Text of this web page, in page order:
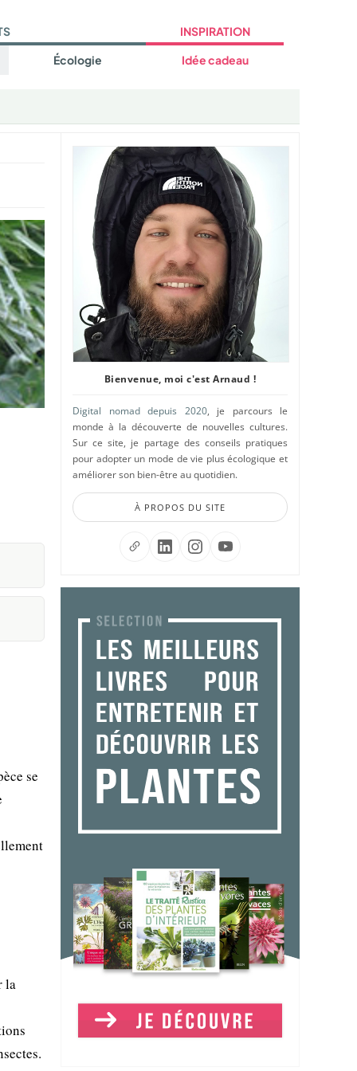
Écologie
INSPIRATION
Idée cadeau
se
la
Bienvenue, moi c'est Arnaud !
Digital nomad depuis 2020, je parcours le
monde à la découverte de nouvelles cultures.
Sur ce site, je partage des conseils pratiques
pour adopter un mode de vie plus écologique et
améliorer son bien-être au quotidien.
À PROPOS DU SITE